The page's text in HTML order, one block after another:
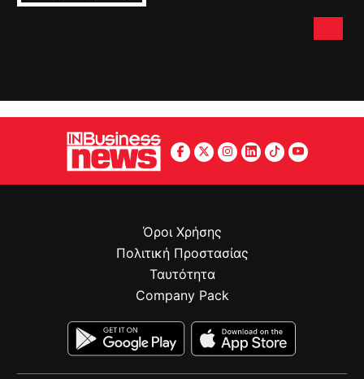
Όροι Χρήσης
Πολιτική Προστασίας
Ταυτότητα
Company Pack